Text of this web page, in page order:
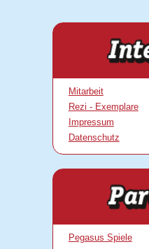
Mitarbeit
Rezi - Exemplare
Impressum
Datenschutz
Pegasus Spiele